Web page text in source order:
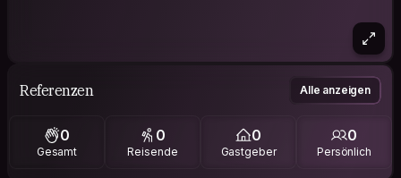
Referenzen Alle anzeigen
0
Gesamt
0
Reisende
0
Gastgeber
0
Persönlich